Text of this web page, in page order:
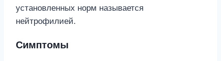
установленных норм называется
нейтрофилией.
Симптомы